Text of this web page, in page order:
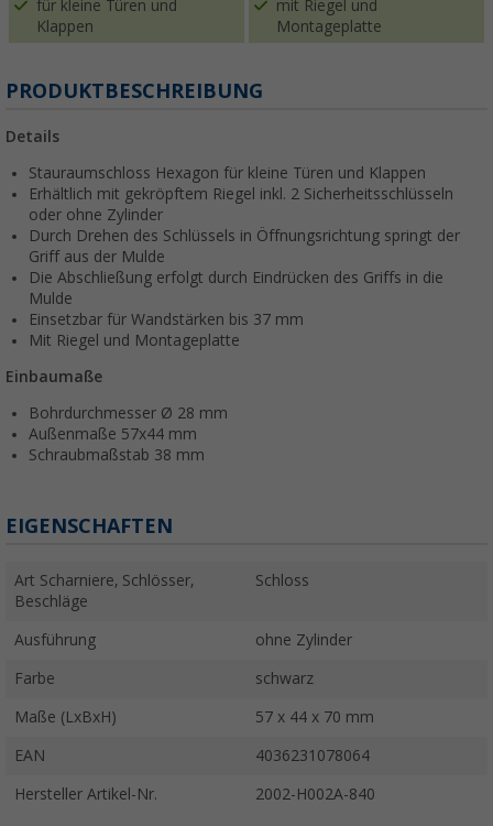
für kleine Türen und
Klappen
mit Riegel und
Montageplatte
PRODUKTBESCHREIBUNG
Details
Stauraumschloss Hexagon für kleine Türen und Klappen
Erhältlich mit gekröpftem Riegel inkl. 2 Sicherheitsschlüsseln
oder ohne Zylinder
Durch Drehen des Schlüssels in Öffnungsrichtung springt der
Griff aus der Mulde
Die Abschließung erfolgt durch Eindrücken des Griffs in die
Mulde
Einsetzbar für Wandstärken bis 37 mm
Mit Riegel und Montageplatte
Einbaumaße
Bohrdurchmesser Ø 28 mm
Außenmaße 57x44 mm
Schraubmaßstab 38 mm
EIGENSCHAFTEN
Art Scharniere, Schlösser,
Beschläge
Schloss
Ausführung ohne Zylinder
Farbe schwarz
Maße (LxBxH) 57 x 44 x 70 mm
EAN 4036231078064
Hersteller Artikel-Nr. 2002-H002A-840